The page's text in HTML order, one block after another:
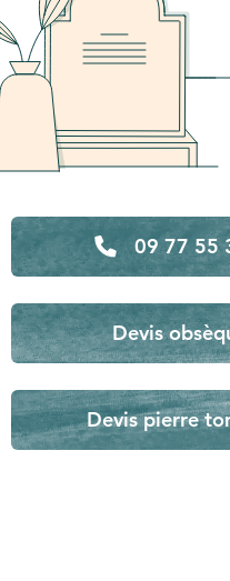
09 77 55
Devis
Devis pierre